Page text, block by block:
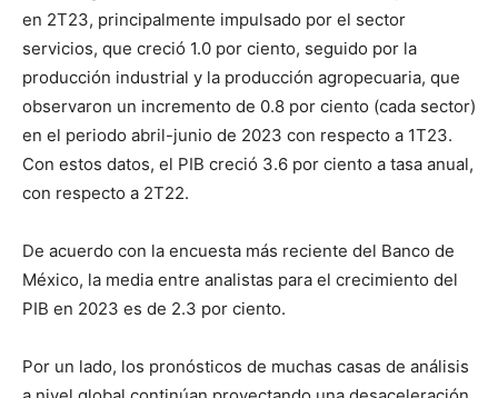
en 2T23, principalmente impulsado por el sector
servicios, que creció 1.0 por ciento, seguido por la
producción industrial y la producción agropecuaria, que
observaron un incremento de 0.8 por ciento (cada sector)
en el periodo abril-junio de 2023 con respecto a 1T23.
Con estos datos, el PIB creció 3.6 por ciento a tasa anual,
con respecto a 2T22.
De acuerdo con la encuesta más reciente del Banco de
México, la media entre analistas para el crecimiento del
PIB en 2023 es de 2.3 por ciento.
Por un lado, los pronósticos de muchas casas de análisis